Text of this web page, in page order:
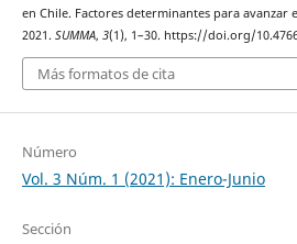
en Chile. Factores determinantes para avanzar
2021. SUMMA, 3(1), 1–30. https://doi.org/
Más formatos de cita
Número
Vol. 3 Núm. 1 (2021): Enero-Junio
Sección